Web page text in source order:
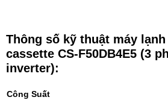
Thông số kỹ thuật máy
cassette CS-F50DB4E5 (3
inverter):
Công Suất